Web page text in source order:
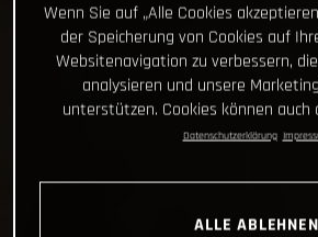
Wenn Sie auf „Alle Cookies
der Speicherung von Cookies auf
Websitenavigation zu verbessern,
analysieren und unsere
unterstützen. Cookies können auch
Datenschutzerklärung
ALLE ABLEHNEN